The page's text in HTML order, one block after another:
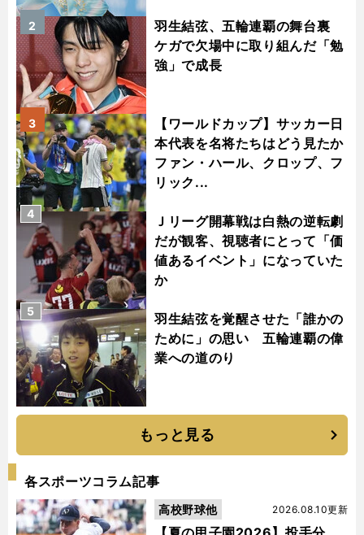
羽生結弦、五輪連覇の舞台裏
ケガで欠場中に取り組んだ「勉
強」で成長
2
【ワールドカップ】サッカー日
本代表を名将たちはどう見たか
ファン・ハール、クロップ、フ
リック...
3
Ｊリーグ開幕戦は白熱の逆転劇
だが観客、視聴者にとって「価
値あるイベント」になっていた
か
4
羽生結弦を覚醒させた「誰かの
ために」の思い 五輪連覇の偉
業への道のり
5
もっと見る
各スポーツコラム記事
2026.08.10更新
高校野球他